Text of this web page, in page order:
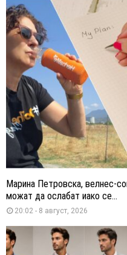
Марина Петровска, велнес-
можат да ослабат иако се...
20:02 - 8 август, 2026